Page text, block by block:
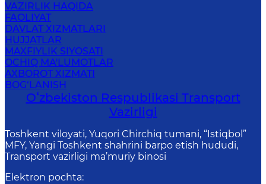
VAZIRLIK HAQIDA
FAOLIYAT
DAVLAT XIZMATLARI
HUJJATLAR
MAXFIYLIK SIYOSATI
OCHIQ MA'LUMOTLAR
AXBOROT XIZMATI
BOG‘LANISH
Oʻzbekiston Respublikasi Transport
Vazirligi
Toshkent viloyati, Yuqori Chirchiq tumani, “Istiqbol”
MFY, Yangi Toshkent shahrini barpo etish hududi,
Transport vazirligi ma’muriy binosi
Elektron pochta: